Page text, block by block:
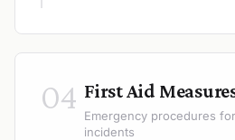
04 First Aid
Emergency procedures
incidents